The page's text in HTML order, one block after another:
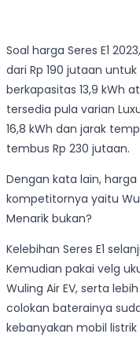
Soal harga Seres E1
dari Rp 190 jutaan
berkapasitas 13,9 kWh
tersedia pula varian
16,8 kWh dan jarak
tembus Rp 230 jutaan.
Dengan kata lain, harga
kompetitornya yaitu
Menarik bukan?
Kelebihan Seres E1
Kemudian pakai velg
Wuling Air EV, serta
colokan baterainya
kebanyakan mobil